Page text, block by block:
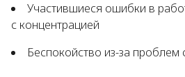
Участившиеся ошибки в
с концентрацией
Беспокойство из-за проблем